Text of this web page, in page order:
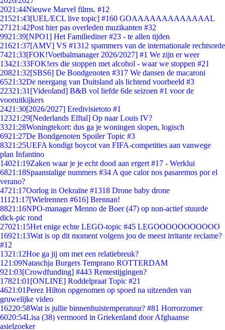
2021:44Nieuwe Marvel films. #12
21521:43[UEL/ECL live topic] #160 GOAAAAAAAAAAAAAL
271 21:42Post hier pas overleden muzikanten #32
9921:39[NPO1] Het Familiediner #23 - te allen tijden
21621:37[AMV] VS #1312 spammers van de internationale rechtsorde
7421:33[FOK!Voetbalmanager 2026/2027] #1 We zijn er weer
13421:33FOK!ers die stoppen met alcohol - waar we stoppen #21
20821:32[SBS6] De Bondgenoten #317 We dansen de macaroni
6521:32De neergang van Duitsland als lichtend voorbeeld #3
22321:31 [Videoland] B&B vol liefde 6de seizoen #1 voor de
vooruitkijkers
2421:30[2026/2027] Eredivisietoto #1
12321:29[Nederlands Elftal] Op naar Louis IV?
3321:28Woningtekort: dus ga je woningen slopen, logisch
6921:27De Bondgenoten Spoiler Topic #3
8321:25UEFA kondigt boycot van FIFA-competities aan vanwege
plan Infantino
14021:19Zaken waar je je echt dood aan ergert #17 - Werklui
6821:18Spaanstalige nummers #34 A que calor nos pasaremos por el
verano?
4721:17Oorlog in Oekraïne #1318 Drone baby drone
111 21:17[Wielrennen #616] Brennan!
8821:16NPO-manager Menno de Boer (47) op non-actief stuurde
dick-pic rond
27021:15Het enige echte LEGO-topic #45 LEGOOOOOOOOOOO
16921:13Wat is op dit moment volgens jou de meest irritante reclame?
#12
1321:12Hoe ga jij om met een relatiebreuk?
1 21:09Nataschja Burgers Temprano ROTTERDAM
921:03[Crowdfunding] #443 Rentestijgingen?
17821:01 [ONLINE] Roddelpraat Topic #21
4621:01Perez Hilton opgenomen op spoed na uitzenden van
gruwelijke video
16220:58Wat is jullie binnenhuistemperatuur? #81 Horrorzomer
6020:54Lisa (38) vermoord in Griekenland door Afghaanse
asielzoeker